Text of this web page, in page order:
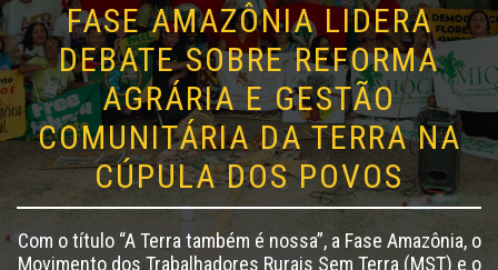
FASE AMAZÔNIA LIDERA
DEBATE SOBRE REFORMA
AGRÁRIA E GESTÃO
COMUNITÁRIA DA TERRA NA
CÚPULA DOS POVOS
Com o título “A Terra também é nossa”, a Fase Amazônia, o
Movimento dos Trabalhadores Rurais Sem Terra (MST) e o